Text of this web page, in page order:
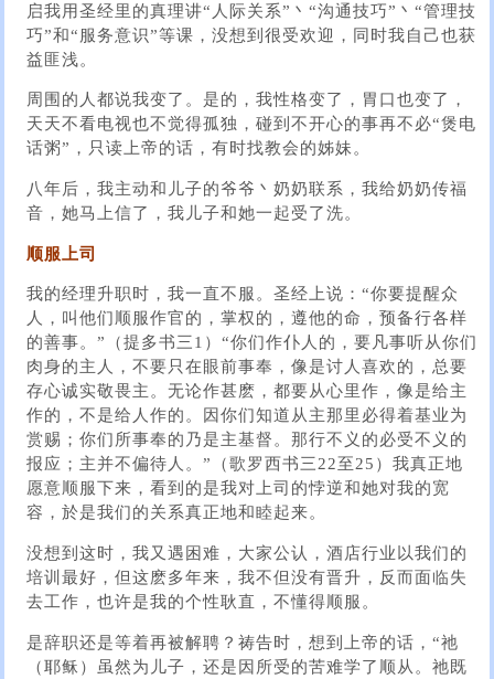
启我用圣经里的真理讲“人际关系”丶“沟通技巧”丶“管理技
巧”和“服务意识”等课，没想到很受欢迎，同时我自己也获
益匪浅。
周围的人都说我变了。是的，我性格变了，胃口也变了，
天天不看电视也不觉得孤独，碰到不开心的事再不必“煲电
话粥”，只读上帝的话，有时找教会的姊妹。
八年后，我主动和儿子的爷爷丶奶奶联系，我给奶奶传福
音，她马上信了，我儿子和她一起受了洗。
顺服上司
我的经理升职时，我一直不服。圣经上说：“你要提醒众
人，叫他们顺服作官的，掌权的，遵他的命，预备行各样
的善事。”（提多书三1）“你们作仆人的，要凡事听从你们
肉身的主人，不要只在眼前事奉，像是讨人喜欢的，总要
存心诚实敬畏主。无论作甚麽，都要从心里作，像是给主
作的，不是给人作的。因你们知道从主那里必得着基业为
赏赐；你们所事奉的乃是主基督。那行不义的必受不义的
报应；主并不偏待人。”（歌罗西书三22至25）我真正地
愿意顺服下来，看到的是我对上司的悖逆和她对我的宽
容，於是我们的关系真正地和睦起来。
没想到这时，我又遇困难，大家公认，酒店行业以我们的
培训最好，但这麽多年来，我不但没有晋升，反而面临失
去工作，也许是我的个性耿直，不懂得顺服。
是辞职还是等着再被解聘？祷告时，想到上帝的话，“祂
（耶稣）虽然为儿子，还是因所受的苦难学了顺从。祂既